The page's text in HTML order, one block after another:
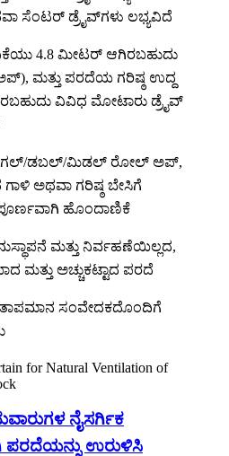
ಸೆಂಟರ್ ಡ್ರೈವ್‌ಗಳು ಲಭ್ಯವಿದೆ
4.8 ಮೀಟರ್ ಆಗಿರಬಹುದು
ಮತ್ತು ಪರದೆಯ ಗರಿಷ್ಠ ಉದ್ದ
ವಿವಿಧ ಮೋಟಾರು ಡ್ರೈವ್
ಡಬಲ್/ಮಿಡಲ್ ರೋಲ್ ಅಪ್,
ಅಥವಾ ಗರಿಷ್ಠ ಬೇಸಿಗೆ
ಹೊಂದಾಣಿಕೆ
ಮತ್ತು ನಿರ್ವಹಣೆಯಿಲ್ಲದ,
ಮತ್ತು ಅಚ್ಚುಕಟ್ಟಾದ ಪರದೆ
ಸಂವೇದಕದೊಂದಿಗೆ
ನೈಸರ್ಗಿಕ
ಪರದೆಯನ್ನು ಉರುಳಿಸಿ